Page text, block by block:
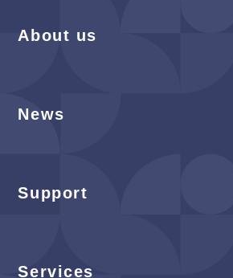
About us
News
Support
Services